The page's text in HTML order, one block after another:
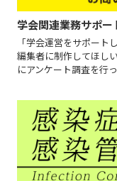
学会関連業務サポー
「学会運営をサポート
編集者に制作してほし
にアンケート調査を行